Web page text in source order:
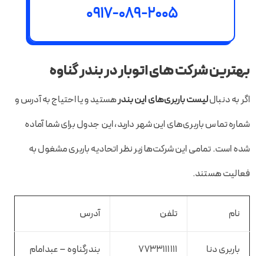
0917-089-2005
بهترین شرکت های اتوبار در بندر گناوه
اگر به دنباللیست باربری‌های این بندرهستید و یا احتیاج به آدرس و
شماره تماس باربری‌های این شهر دارید، این جدول برای شما آماده
شده است. تمامی این شرکت‌ها زیر نظر اتحادیه باربری مشغول به
فعالیت هستند.
نام تلفن آدرس
باربری دنا
7733111111
بندرگناوه – عبدامام